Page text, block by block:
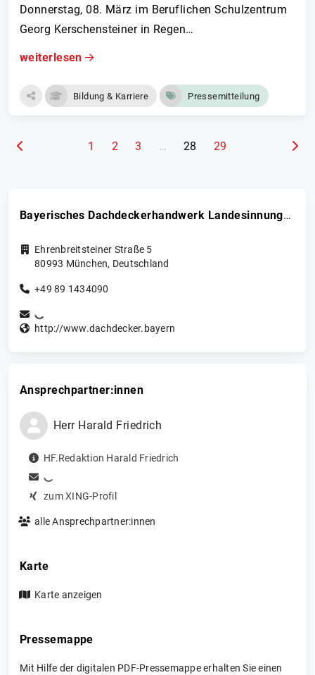
Donnerstag, 08. März im Beruflichen Schulzentrum
Georg Kerschensteiner in Regen…
weiterlesen
Bildung & Karriere Pressemitteilung
1 2 3 … 28 (aktuelle Seite)
29
Bayerisches Dachdeckerhandwerk Landesinnungsverband
Ehrenbreitsteiner Straße 5
80993 München, Deutschland
+49 89 1434090
http://www.dachdecker.bayern
Ansprechpartner:innen
Herr Harald Friedrich
HF.Redaktion Harald Friedrich
zum XING-Profil
alle Ansprechpartner:innen
Karte
Karte anzeigen
Pressemappe
Mit Hilfe der digitalen PDF-Pressemappe erhalten Sie einen